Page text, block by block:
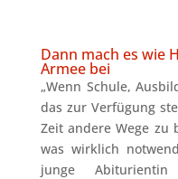
Dann mach es wie
Armee bei
„Wenn Schule,
das zur Verfügung
Zeit andere Wege zu
was wirklich
junge